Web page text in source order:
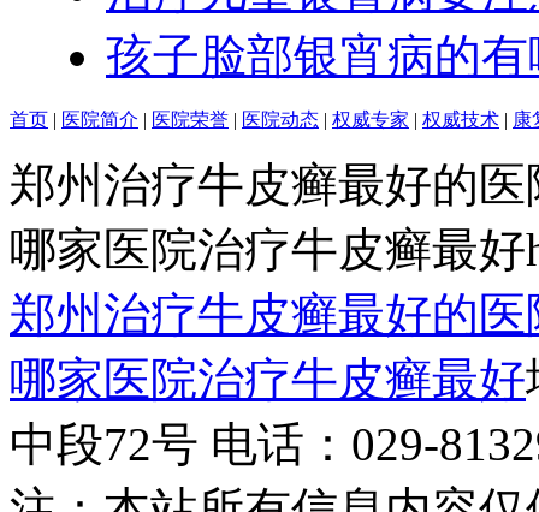
孩子脸部银宵病的
首页 | 医院简介 | 医院荣誉 | 医院动态 | 权威专家 | 权威技术 | 康
郑州治疗牛皮癣最好的
哪家医院治疗牛皮癣最好
郑州治疗牛皮癣最好的
哪家医院治疗牛皮癣最好
中段72号 电话：029-